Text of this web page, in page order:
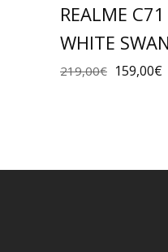
REALME
WHITE SWAN
219,00€ 159,00€